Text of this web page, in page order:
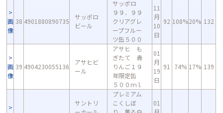
画
像
38 4901880890735
サッポロ
ビール
サッポロ
９９．９９
クリアグレ
ープフルー
ツ缶５００
11
月
10
日
92 108%20% 132
画
像
39 4904230055136
アサヒビ
ール
アサヒ も
ぎたて 青
りんご１９
年限定缶
５００ｍｌ
01
月
19
日
91 74% 17% 139
サントリ
プレミアム
こくしぼ
01